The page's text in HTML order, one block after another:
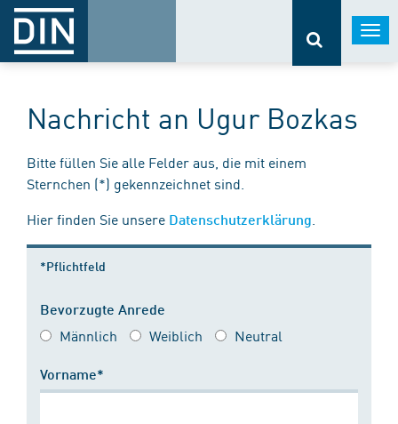
Nachricht an Ugur Bozkas
Bitte füllen Sie alle Felder aus, die mit einem
Sternchen (*) gekennzeichnet sind.
Hier finden Sie unsere Datenschutzerklärung
*Pflichtfeld
Bevorzugte Anrede
Männlich Weiblich Neutral
Vorname*